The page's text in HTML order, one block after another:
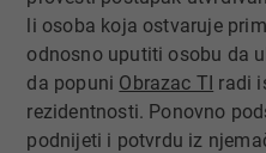
li osoba koja ostvaruje
odnosno uputiti osobu da
da popuni Obrazac TI​ radi
rezidentnosti. Ponovno
podnijeti i potvrdu iz